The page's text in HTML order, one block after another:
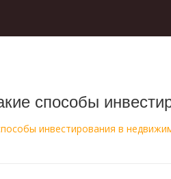
способы
инвестирования в